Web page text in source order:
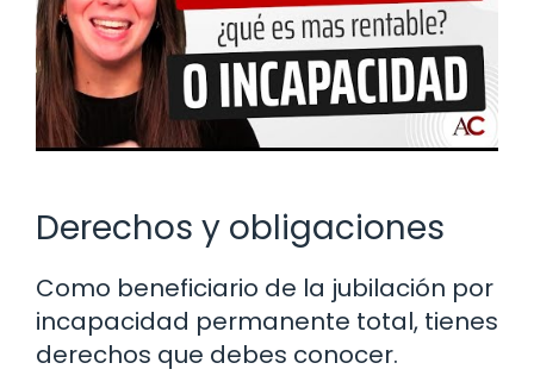
Derechos y obligaciones
Como beneficiario de la jubilación por
incapacidad permanente total, tienes
derechos que debes conocer.